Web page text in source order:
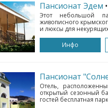
Пансионат Эдем
Этот небольшой
живописного
и люксы для
Инфо
Пансионат
Отель,
открытый сезонный
гостей бесплатная